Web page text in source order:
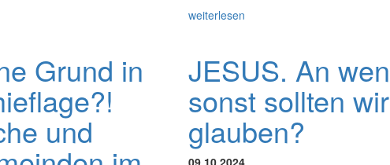
weiterlesen
Grund in
und
JESUS. An wen
sonst sollten wir
glauben?
09.10.2024